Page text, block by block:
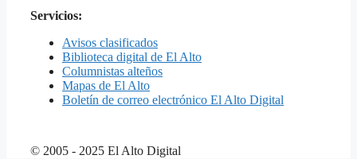
Servicios:
Avisos clasificados
Biblioteca digital de El Alto
Columnistas alteños
Mapas de El Alto
Boletín de correo electrónico El Alto Digital
© 2005 - 2025 El Alto Digital